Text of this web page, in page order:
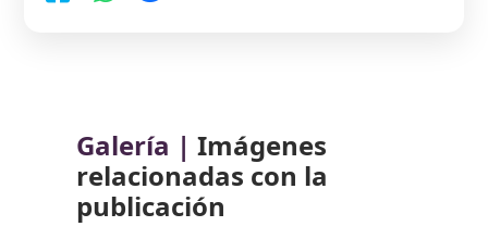
Galería | Imágenes
relacionadas con la
publicación